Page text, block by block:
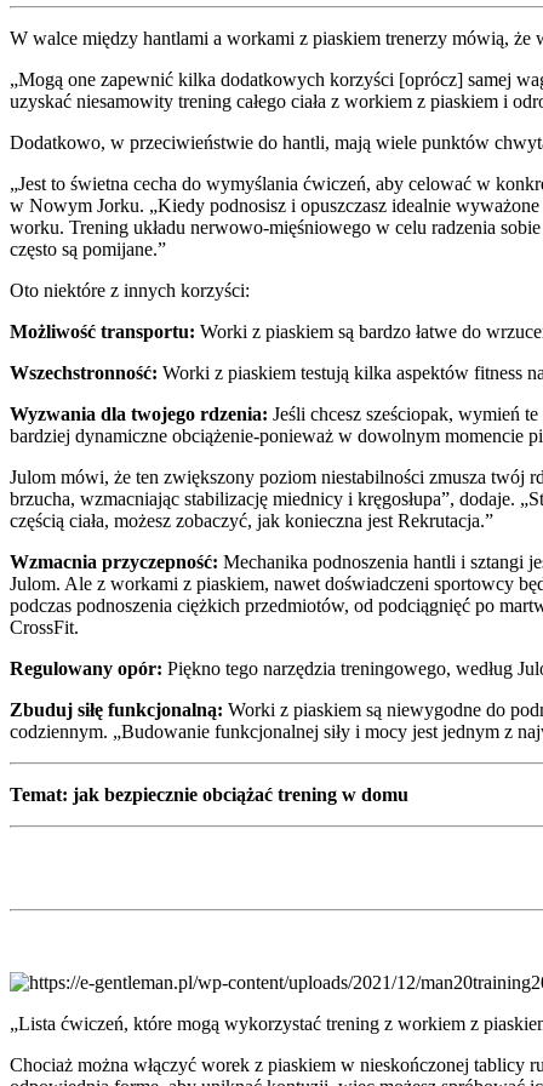
W walce między hantlami a workami z piaskiem trenerzy mówią, że
„Mogą one zapewnić kilka dodatkowych korzyści [oprócz] samej
uzyskać niesamowity trening całego ciała z workiem z piaskiem i
Dodatkowo, w przeciwieństwie do hantli, mają wiele punktów
„Jest to świetna cecha do wymyślania ćwiczeń, aby celować w
w Nowym Jorku. „Kiedy podnosisz i opuszczasz idealnie
worku. Trening układu nerwowo-mięśniowego w celu radzenia
często są pomijane.”
Oto niektóre z innych korzyści:
Możliwość transportu: Worki z piaskiem są bardzo łatwe do
Wszechstronność: Worki z piaskiem testują kilka aspektów fitness
Wyzwania dla twojego rdzenia: Jeśli chcesz sześciopak, wymień
bardziej dynamiczne obciążenie-ponieważ w dowolnym momencie
Julom mówi, że ten zwiększony poziom niestabilności zmusza twój
brzucha, wzmacniając stabilizację miednicy i kręgosłupa”, dodaje.
częścią ciała, możesz zobaczyć, jak konieczna jest Rekrutacja.”
Wzmacnia przyczepność: Mechanika podnoszenia hantli i sztangi
Julom. Ale z workami z piaskiem, nawet doświadczeni sportowcy
podczas podnoszenia ciężkich przedmiotów, od podciągnięć po
CrossFit.
Regulowany opór: Piękno tego narzędzia treningowego, według
Zbuduj siłę funkcjonalną: Worki z piaskiem są niewygodne do
codziennym. „Budowanie funkcjonalnej siły i mocy jest jednym z
Temat: jak bezpiecznie obciążać trening w domu
„Lista ćwiczeń, które mogą wykorzystać trening z workiem z
Chociaż można włączyć worek z piaskiem w nieskończonej tablicy